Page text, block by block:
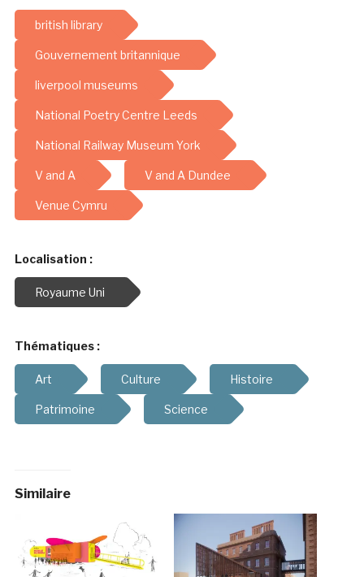
british library
Gouvernement britannique
liverpool museums
National Poetry Centre Leeds
National Railway Museum York
V and A V and A Dundee
Venue Cymru
Localisation :
Royaume Uni
Thématiques :
Art Culture Histoire
Patrimoine Science
Similaire